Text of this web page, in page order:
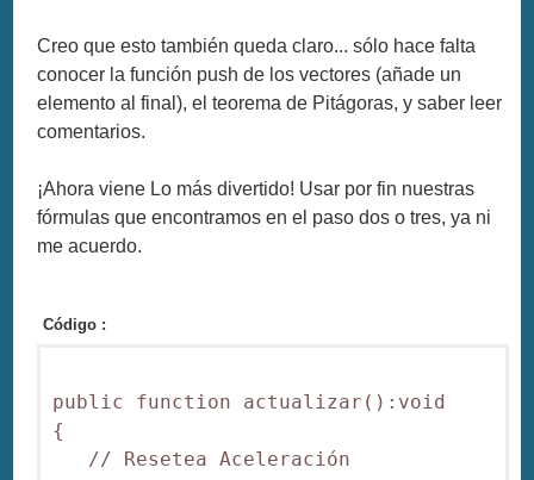
Creo que esto también queda claro... sólo hace falta
conocer la función push de los vectores (añade un
elemento al final), el teorema de Pitágoras, y saber leer
comentarios.
¡Ahora viene Lo más divertido! Usar por fin nuestras
fórmulas que encontramos en el paso dos o tres, ya ni
me acuerdo.
Código :
public function actualizar():void
{
// Resetea Aceleración